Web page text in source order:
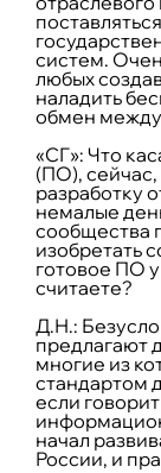
систем.
любых
наладить
обмен
«СГ»: Что
(ПО), сейчас,
разработку
немалые
сообщества
изобретать
готовое ПО
считаете?
Д.Н.:
предлагают
многие из
стандартом
если
начал
России, и